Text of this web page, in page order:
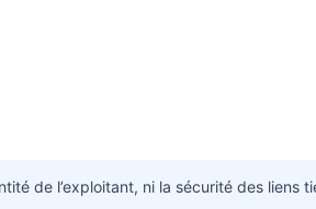
de l’exploitant, ni la sécurité des liens